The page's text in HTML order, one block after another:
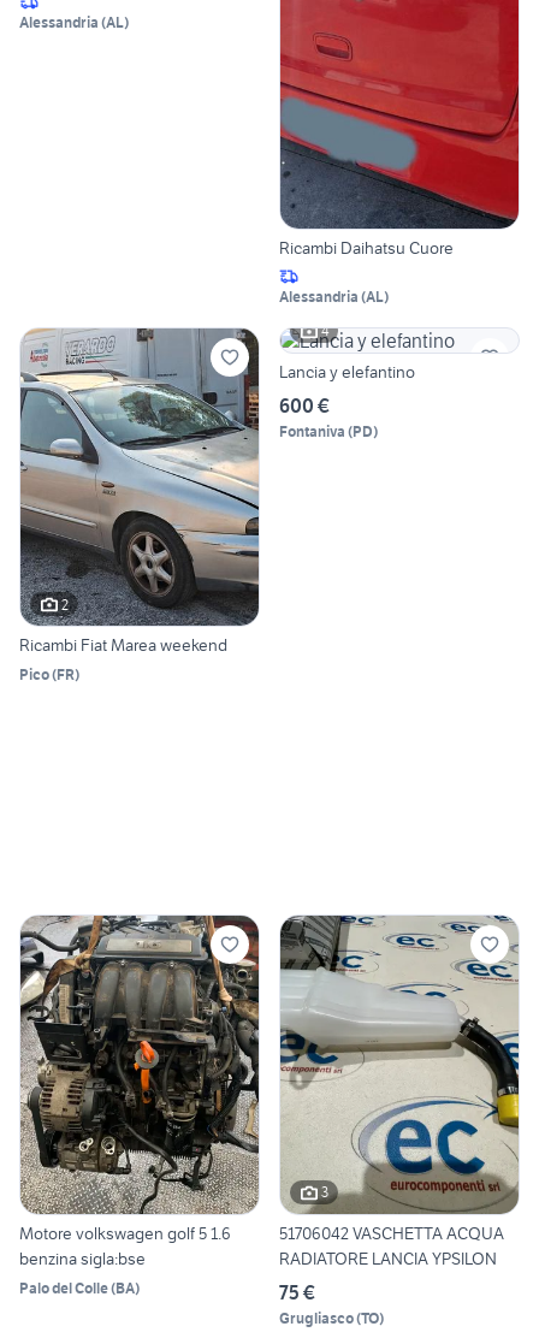
Alessandria (AL)
Ricambi Daihatsu Cuore
Alessandria (AL)
2
Ricambi Fiat Marea weekend
Pico(FR)
4
Lancia y elefantino
600 €
Fontaniva (PD)
Motore volkswagen golf 5 1.6
benzina sigla:bse
Palo del Colle(BA)
3
51706042 VASCHETTA ACQUA
RADIATORE LANCIA YPSILON
75 €
Grugliasco(TO)